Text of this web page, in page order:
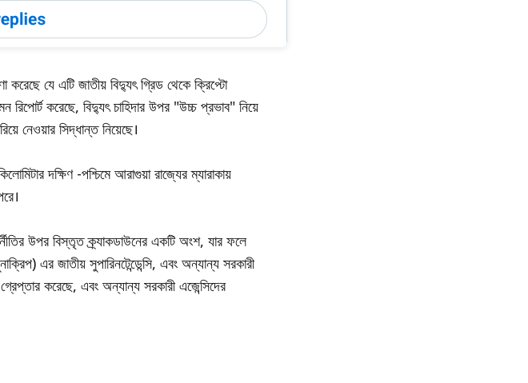
যে এটি জাতীয় বিদ্যুৎ গ্রিড থেকে ক্রিপ্টো
করেছে, বিদ্যুৎ চাহিদার উপর "উচ্চ প্রভাব" নিয়ে
নেওয়ার সিদ্ধান্ত নিয়েছে।
দক্ষিণ -পশ্চিমে আরাগুয়া রাজ্যের ম্যারাকায়
উপর বিস্তৃত ক্র্যাকডাউনের একটি অংশ, যার ফলে
এর জাতীয় সুপারিনটেন্ডেন্সি, এবং অন্যান্য সরকারী
করেছে, এবং অন্যান্য সরকারী এজেন্সিদের